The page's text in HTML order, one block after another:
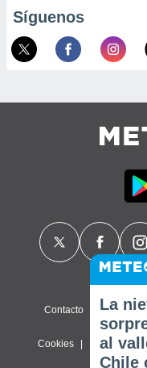
Síguenos
Contacto Sobre
Cookies Política de
La
al
Chile